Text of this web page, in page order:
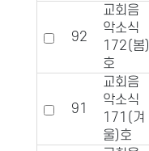
92
교회음
악소식
172(봄)
호
91
교회음
악소식
171(겨
울)호